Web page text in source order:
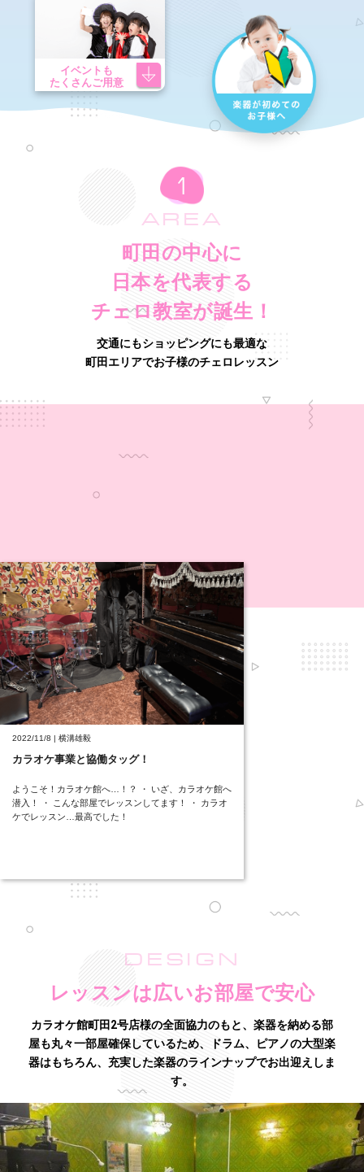
イベントも
たくさんご用意
AREA
町田の中心に
日本を代表する
チェロ教室が誕生！
交通にもショッピングにも最適な
町田エリアでお子様のチェロレッスン
2022/11/8 | 横溝雄毅
カラオケ事業と協働タッグ！
ようこそ！カラオケ館へ…！？ ・ いざ、カラオケ館へ
潜入！ ・ こんな部屋でレッスンしてます！ ・ カラオ
ケでレッスン…最高でした！
DESIGN
レッスンは広いお部屋で安心
カラオケ館町田2号店様の全面協力のもと、楽器を納める部
屋も丸々一部屋確保しているため、
ドラム、ピアノの大型楽
器はもちろん、充実した楽器のラインナップでお出迎えしま
す。